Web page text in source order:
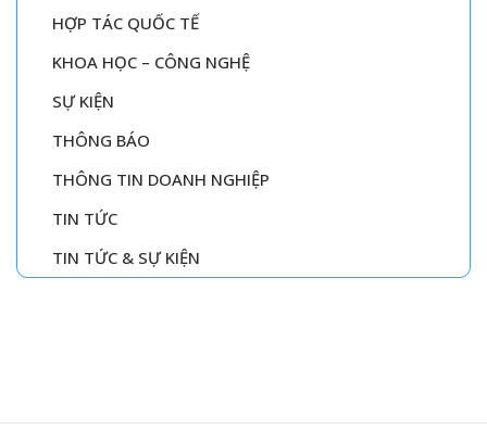
HỢP TÁC QUỐC TẾ
KHOA HỌC – CÔNG NGHỆ
SỰ KIỆN
THÔNG BÁO
THÔNG TIN DOANH NGHIỆP
TIN TỨC
TIN TỨC & SỰ KIỆN